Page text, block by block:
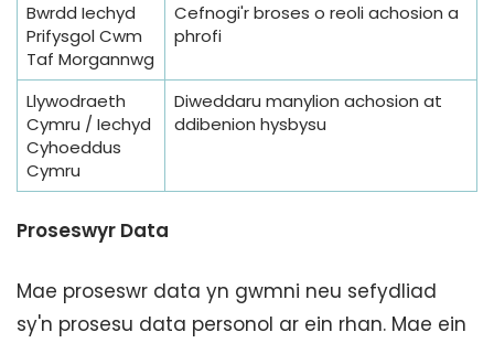
Bwrdd Iechyd
Prifysgol Cwm
Taf Morgannwg
Cefnogi'r broses o reoli achosion a
phrofi
Llywodraeth
Cymru / Iechyd
Cyhoeddus
Cymru
Diweddaru manylion achosion at
ddibenion hysbysu
Proseswyr Data
Mae proseswr data yn gwmni neu sefydliad
sy'n prosesu data personol ar ein rhan. Mae ein